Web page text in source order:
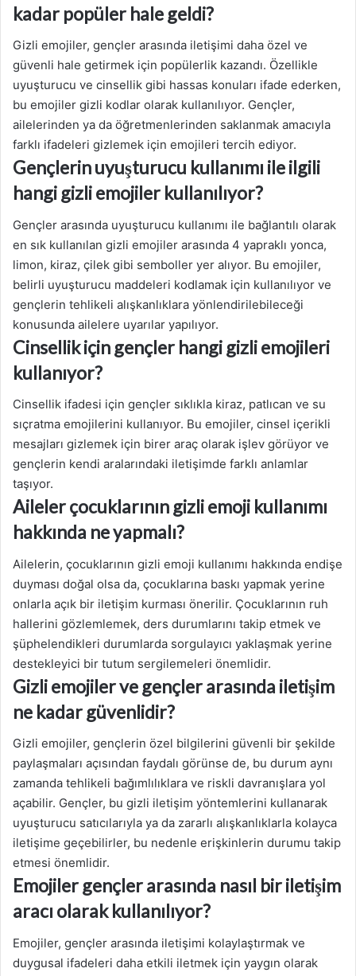
kadar popüler hale geldi?
Gizli emojiler, gençler arasında iletişimi daha özel ve
güvenli hale getirmek için popülerlik kazandı. Özellikle
uyuşturucu ve cinsellik gibi hassas konuları ifade ederken,
bu emojiler gizli kodlar olarak kullanılıyor. Gençler,
ailelerinden ya da öğretmenlerinden saklanmak amacıyla
farklı ifadeleri gizlemek için emojileri tercih ediyor.
Gençlerin uyuşturucu kullanımı ile ilgili
hangi gizli emojiler kullanılıyor?
Gençler arasında uyuşturucu kullanımı ile bağlantılı olarak
en sık kullanılan gizli emojiler arasında 4 yapraklı yonca,
limon, kiraz, çilek gibi semboller yer alıyor. Bu emojiler,
belirli uyuşturucu maddeleri kodlamak için kullanılıyor ve
gençlerin tehlikeli alışkanlıklara yönlendirilebileceği
konusunda ailelere uyarılar yapılıyor.
Cinsellik için gençler hangi gizli emojileri
kullanıyor?
Cinsellik ifadesi için gençler sıklıkla kiraz, patlıcan ve su
sıçratma emojilerini kullanıyor. Bu emojiler, cinsel içerikli
mesajları gizlemek için birer araç olarak işlev görüyor ve
gençlerin kendi aralarındaki iletişimde farklı anlamlar
taşıyor.
Aileler çocuklarının gizli emoji kullanımı
hakkında ne yapmalı?
Ailelerin, çocuklarının gizli emoji kullanımı hakkında endişe
duyması doğal olsa da, çocuklarına baskı yapmak yerine
onlarla açık bir iletişim kurması önerilir. Çocuklarının ruh
hallerini gözlemlemek, ders durumlarını takip etmek ve
şüphelendikleri durumlarda sorgulayıcı yaklaşmak yerine
destekleyici bir tutum sergilemeleri önemlidir.
Gizli emojiler ve gençler arasında iletişim
ne kadar güvenlidir?
Gizli emojiler, gençlerin özel bilgilerini güvenli bir şekilde
paylaşmaları açısından faydalı görünse de, bu durum aynı
zamanda tehlikeli bağımlılıklara ve riskli davranışlara yol
açabilir. Gençler, bu gizli iletişim yöntemlerini kullanarak
uyuşturucu satıcılarıyla ya da zararlı alışkanlıklarla kolayca
iletişime geçebilirler, bu nedenle erişkinlerin durumu takip
etmesi önemlidir.
Emojiler gençler arasında nasıl bir iletişim
aracı olarak kullanılıyor?
Emojiler, gençler arasında iletişimi kolaylaştırmak ve
duygusal ifadeleri daha etkili iletmek için yaygın olarak